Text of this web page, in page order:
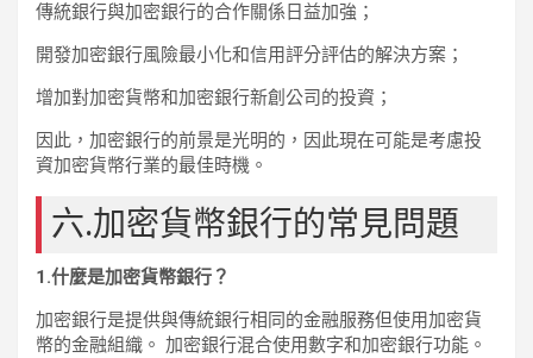
傳統銀行與加密銀行的合作關係日益加強；
開發加密銀行風險最小化和信用評分評估的解決方案；
增加對加密貨幣和加密銀行新創公司的投資；
因此，加密銀行的前景是光明的，因此現在可能是考慮投
資加密貨幣行業的最佳時機。
六.加密貨幣銀行的常見問題
1.什麼是加密貨幣銀行？
加密銀行是提供與傳統銀行相同的金融服務但使用加密貨
幣的金融組織。 加密銀行混合使用數字和加密銀行功能。